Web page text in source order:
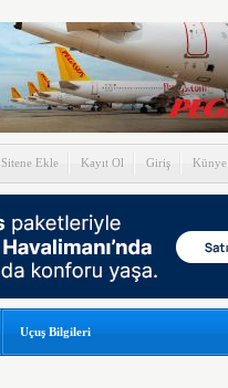
Sitene Ekle Kayıt Ol Giriş Künye
Uçuş Bilgileri